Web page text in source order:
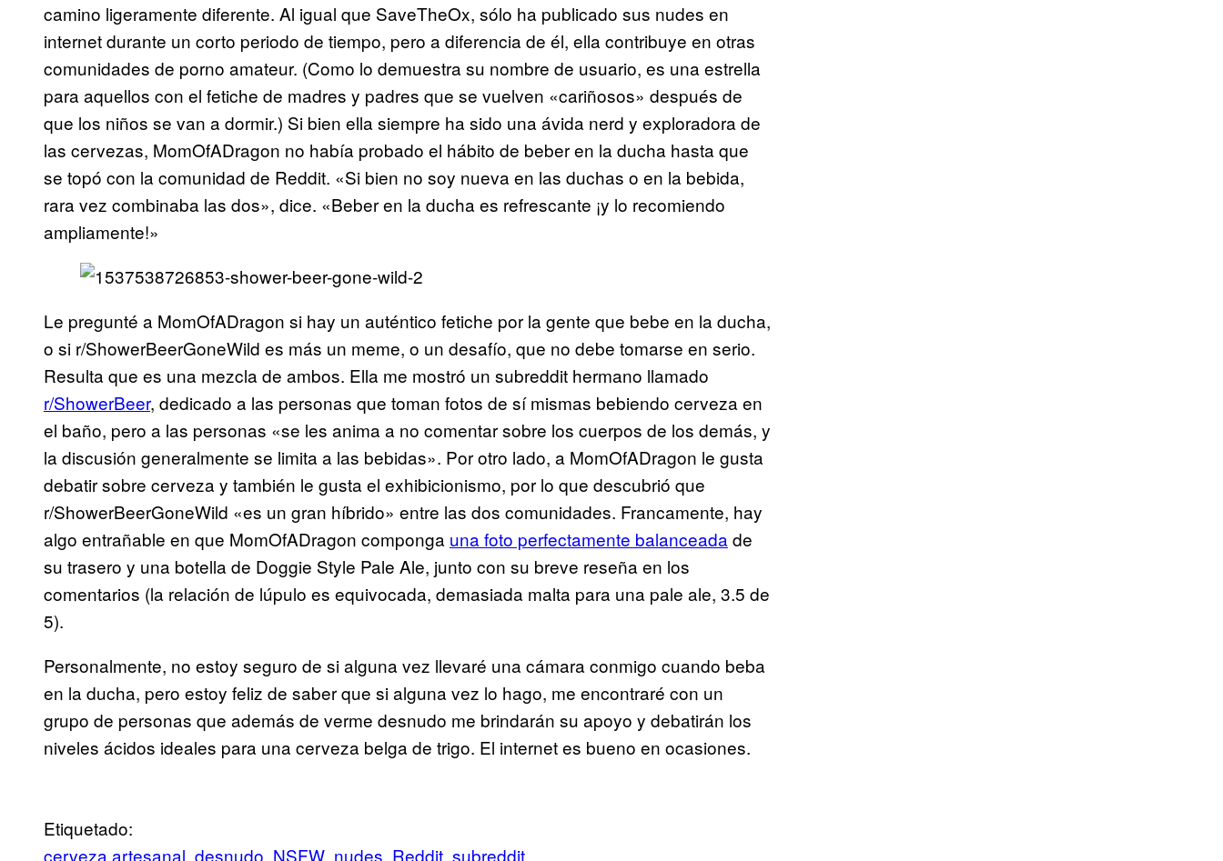
camino ligeramente diferente. Al igual que SaveTheOx, sólo ha publicado sus nudes en
internet durante un corto periodo de tiempo, pero a diferencia de él, ella contribuye en otras
comunidades de porno amateur. (Como lo demuestra su nombre de usuario, es una estrella
para aquellos con el fetiche de madres y padres que se vuelven «cariñosos» después de
que los niños se van a dormir.) Si bien ella siempre ha sido una ávida nerd y exploradora de
las cervezas, MomOfADragon no había probado el hábito de beber en la ducha hasta que
se topó con la comunidad de Reddit. «Si bien no soy nueva en las duchas o en la bebida,
rara vez combinaba las dos», dice. «Beber en la ducha es refrescante ¡y lo recomiendo
ampliamente!»
Le pregunté a MomOfADragon si hay un auténtico fetiche por la gente que bebe en la ducha,
o si r/ShowerBeerGoneWild es más un meme, o un desafío, que no debe tomarse en serio.
Resulta que es una mezcla de ambos. Ella me mostró un subreddit hermano llamado
r/ShowerBeer, dedicado a las personas que toman fotos de sí mismas bebiendo cerveza en
el baño, pero a las personas «se les anima a no comentar sobre los cuerpos de los demás, y
la discusión generalmente se limita a las bebidas». Por otro lado, a MomOfADragon le gusta
debatir sobre cerveza y también le gusta el exhibicionismo, por lo que descubrió que
r/ShowerBeerGoneWild «es un gran híbrido» entre las dos comunidades. Francamente, hay
algo entrañable en que MomOfADragon componga una foto perfectamente balanceada de
su trasero y una botella de Doggie Style Pale Ale, junto con su breve reseña en los
comentarios (la relación de lúpulo es equivocada, demasiada malta para una pale ale, 3.5 de
5).
Personalmente, no estoy seguro de si alguna vez llevaré una cámara conmigo cuando beba
en la ducha, pero estoy feliz de saber que si alguna vez lo hago, me encontraré con un
grupo de personas que además de verme desnudo me brindarán su apoyo y debatirán los
niveles ácidos ideales para una cerveza belga de trigo. El internet es bueno en ocasiones.
Etiquetado:
cerveza artesanal desnudo NSFW nudes Reddit subreddit